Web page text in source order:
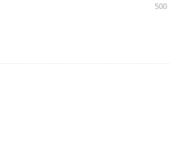
500